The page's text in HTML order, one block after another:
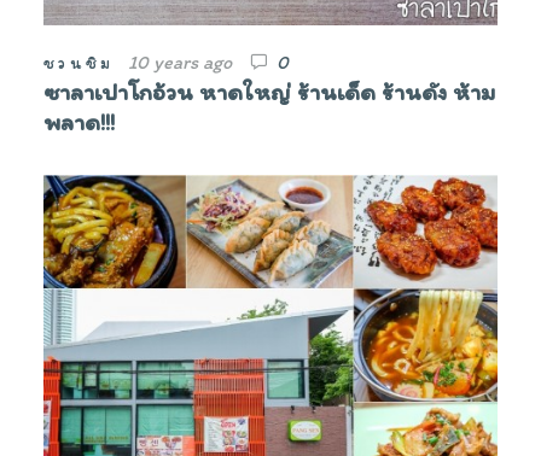
ชวนชิม 10 years ago 0
ซาลาเปาโกอ้วน หาดใหญ่ ร้านเด็ด ร้านดัง ห้าม
พลาด!!!